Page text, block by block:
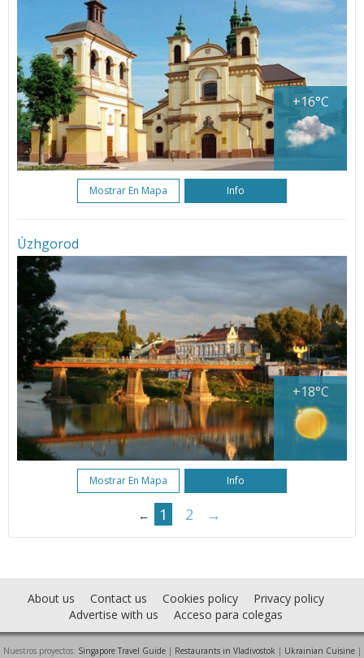
+16°C
Mostrar En Mapa Info
Úzhgorod
+18°C
Mostrar En Mapa Info
← 1 2 →
About us Contact us Cookies policy
Privacy policy
Advertise with us
Acceso para colegas
Nuestros proyectos: Singapore Travel Guide| Restaurants in Vladivostok | Ukrainian Cuisine|